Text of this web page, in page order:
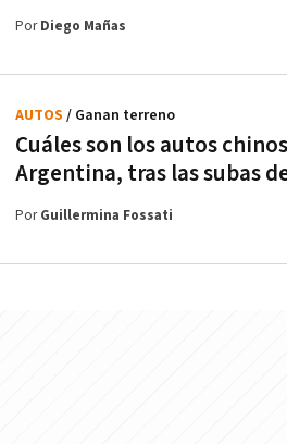
PorDiego Mañas
Cuáles son los autos
Argentina, tras las subas
AUTOS / Ganan terreno
PorGuillermina Fossati